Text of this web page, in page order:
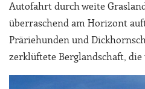
Autofahrt durch weite
überraschend am Horizont
Präriehunden und
zerklüftete Berglandschaft, die